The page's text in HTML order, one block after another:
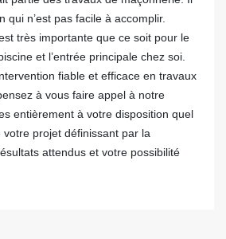
qui n’est pas facile à accomplir.
très importante que ce soit pour le
et l’entrée principale chez soi.
fiable et efficace en travaux
à vous faire appel à notre
entièrement à votre disposition quel
projet définissant par la
attendus et votre possibilité